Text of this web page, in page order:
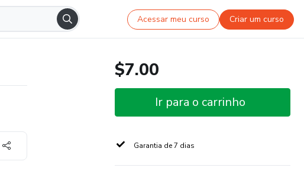
Acessar meu curso Criar um curso
$7.00
Ir para o carrinho
Garantia de 7 dias